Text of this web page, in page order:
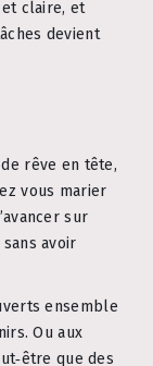
claire, et
devient
rêve en tête,
vous marier
sur
sans avoir
ensemble
Ou aux
que des